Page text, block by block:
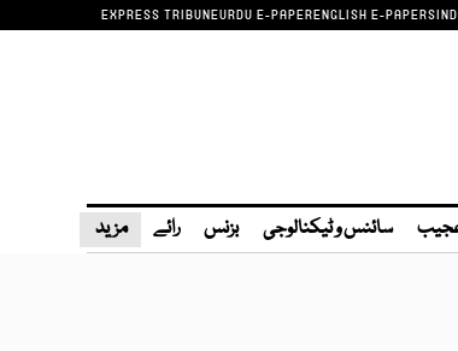
EXPRESS TRIBUNEURDU E-PAPERENGLISH E-PAPER
سائنس و ٹیکنالوجی بزنس رائے مزید